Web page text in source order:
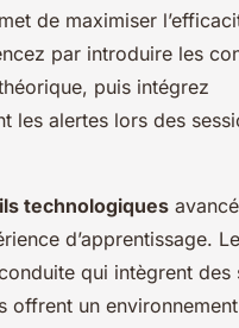
de maximiser
par introduire les
puis intégrez
les alertes lors des
technologiques
d’apprentissage.
qui intègrent des
offrent un